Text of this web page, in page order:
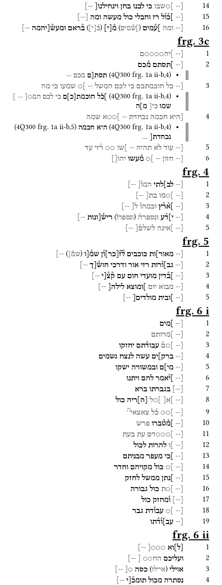
14
[-- ]○שבו כי לבנו בחן וינחילנו[ --]
15
[-- ]כ֯ו֯ל רז וחבלי כול מעשה ומה --
16
[-- ומה ]ע֯מים ( ]ש֯מים) מ֯ י (כ֯ י ) ב֯ראם ומעש֯[יהמה --]
frg. 3c
1
[-- ]יה○○○○ם
2
[-- ]תסתם מ֯כם
(4Q300 frg. 1a ii-b,4) תסת[ם מכם --
3
[-- כל חוכמתכם כי לכם המשל --
]○ שמעו כי מה
(4Q300 frg. 1a ii-b,4) ]כ֯ל חוכמת כ ם כי לכם המ○[
-- ]
שמו כי[ מ]ה
4 [היא חכמה נכחדת -- ]○○א שמה
(4Q300 frg. 1a ii-b,4) היא חכמה (4Q300 frg. 1a ii-b,5)
נכחדת[ …
5
[-- עוד לא תהיה -- ]שו ○○ ר֯זי עד
6
[-- חזון --
]○ מ֯עשו יהו[]
frg. 4
1
[-- לב]לתי המו֯[ --]
2
[-- ]○מו בת[ --]
3
[-- ]א֯ר֯ץ וכמהו֯ ל[ --]
4
[-- י]ד֯ע ונספרה֯ (ונספרו֯) ריש֯[ונות --]
5
[-- ]אינה לשלם֯[ --]
frg. 5
1
[-- מאור]ות כוכבים ל֯ז֯ כר ו֯ן שמ֯[ו (שמ֯[ )
--]
2
[-- גב]ו֯רות רזי אור ודרכי חוש֯[ך --]
3
[-- ]ב֯דין מועדי חום עם ק֯צ֯[י --]
4
[-- מבוא יום ]ומוצא לילה[ --]
5
[-- ]ובית מולדים[ --]
frg. 6 i
1
[-- ]מים
2
[-- ]מרותם
3
[-- ]○ם֯ עבוד֯תם יחזקו
4
[-- ברק]ים עשה לנצח גשמים
5
[-- מי]ם ובמשורה ישקו
6
[-- ]י֯אמר להם ויתנו
7
-- בגברתו ברא
8
[-- ]א[ ]○ל ה ריה כול
9
[--
]○○ כ֯ל צאצאיה
10
[-- ]מ֯ט֯ברו פרש
11
[-- ]○○○דם עת בעת
12
[-- ]ו להרות לכול
13
[-- ]כי מעפר מבניתם
14
[--
]○ כול מקויהם וחדר
15
[-- ]נתן ממשל לחזק
16
[-- ]○ת כול גבורה
17
-- ו֯מחזק כול
18
[--
]○ עבו֯דת גבר
19
[-- עב]ו֯ד֯תו
frg. 6 ii
1 ל וא ○○○[
--]
2 ועליכם הח○○ --]
3 אוילי (איילו) כסה ○[
--]
4 נסתרה מכול תומכ֯[י --]